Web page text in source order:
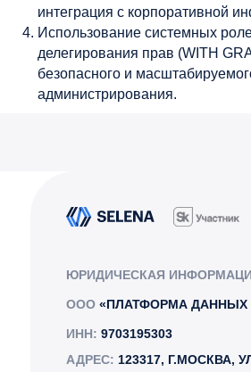
интеграция с корпоративной
Использование системных
делегирования прав (WITH
безопасного и
администрирования.
ЮРИДИЧЕСКАЯ
ООО «ПЛАТФОРМА ДАННЫХ
ИНН: 9703195303
АДРЕС: 123317, Г.МОСКВА,